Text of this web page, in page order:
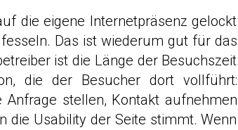
die eigene Internetpräsenz gelockt
Das ist wiederum gut für das
ist die Länge der Besuchszeit
die der Besucher dort vollführt:
stellen, Kontakt aufnehmen
die Usability der Seite stimmt. Wenn